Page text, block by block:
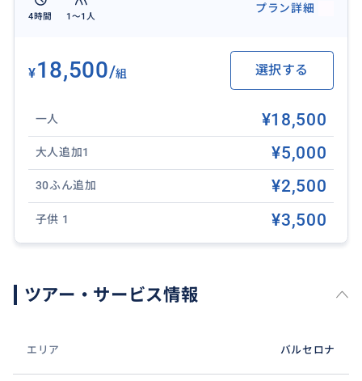
4時間 1〜1人
プラン詳細
¥18,500/組 選択する
一人 ¥18,500
大人追加1 ¥5,000
30ふん追加 ¥2,500
子供 1 ¥3,500
ツアー・サービス情報
エリア バルセロナ